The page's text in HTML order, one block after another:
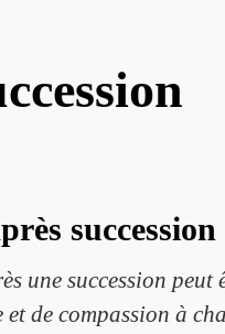
succession
une succession peut
de compassion à